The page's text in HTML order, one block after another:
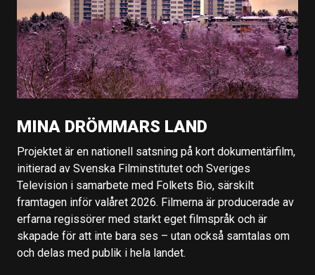
MINA DRÖMMARS LAND
Projektet är en nationell satsning på kort dokumentärfilm,
initierad av Svenska Filminstitutet och Sveriges
Television i samarbete med Folkets Bio, särskilt
framtagen inför valåret 2026. Filmerna är producerade av
erfarna regissörer med starkt eget filmspråk och är
skapade för att inte bara ses – utan också samtalas om
och delas med publik i hela landet.